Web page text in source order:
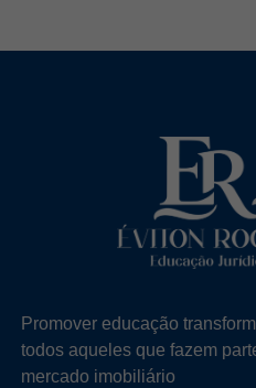
Promover educação
todos aqueles que fazem
mercado imobiliário